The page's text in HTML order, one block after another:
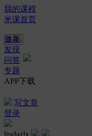
我的课程
米课首页
首页
发现
问答
专题
APP下载
写文章
登录
lindazlx